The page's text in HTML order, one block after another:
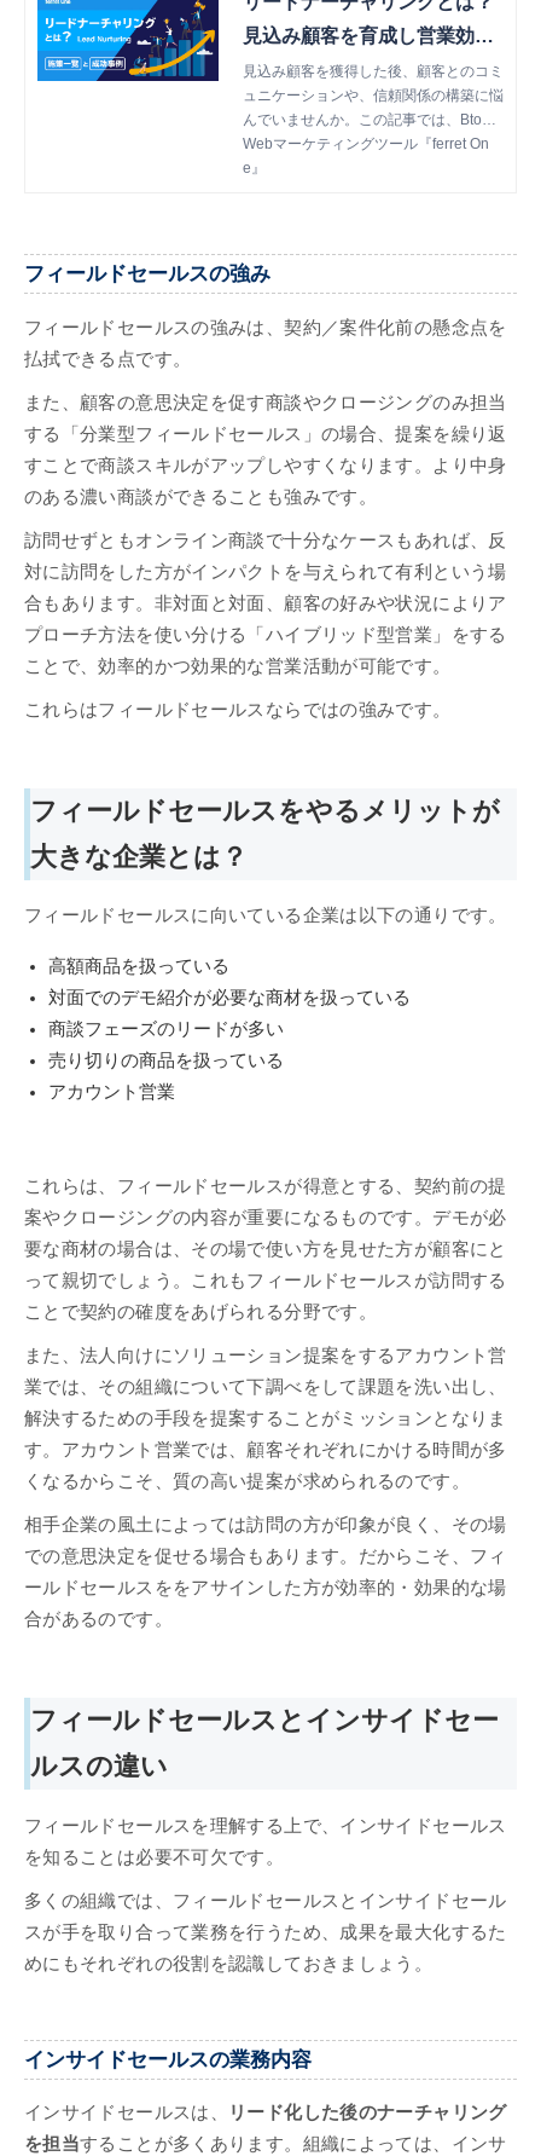
見込み顧客を育成し営業効率
を上げる手法
見込み顧客を獲得した後、顧客とのコミ
ュニケーションや、信頼関係の構築に悩
んでいませんか。この記事では、BtoB
マーケティングの基本を知りたい人や、
マーケティングのためにMAを導入した
Webマーケティングツール『ferret On
e』
フィールドセールスの強み
フィールドセールスの強みは、契約／案件化前の懸念点を
払拭できる点です。
また、顧客の意思決定を促す商談やクロージングのみ担当
する「分業型フィールドセールス」の場合、提案を繰り返
すことで商談スキルがアップしやすくなります。より中身
のある濃い商談ができることも強みです。
訪問せずともオンライン商談で十分なケースもあれば、反
対に訪問をした方がインパクトを与えられて有利という場
合もあります。非対面と対面、顧客の好みや状況によりア
プローチ方法を使い分ける「ハイブリッド型営業」をする
ことで、効率的かつ効果的な営業活動が可能です。
これらはフィールドセールスならではの強みです。
フィールドセールスをやるメリットが
大きな企業とは？
フィールドセールスに向いている企業は以下の通りです。
高額商品を扱っている
対面でのデモ紹介が必要な商材を扱っている
商談フェーズのリードが多い
売り切りの商品を扱っている
アカウント営業
これらは、フィールドセールスが得意とする、契約前の提
案やクロージングの内容が重要になるものです。デモが必
要な商材の場合は、その場で使い方を見せた方が顧客にと
って親切でしょう。これもフィールドセールスが訪問する
ことで契約の確度をあげられる分野です。
また、法人向けにソリューション提案をするアカウント営
業では、その組織について下調べをして課題を洗い出し、
解決するための手段を提案することがミッションとなりま
す。アカウント営業では、顧客それぞれにかける時間が多
くなるからこそ、質の高い提案が求められるのです。
相手企業の風土によっては訪問の方が印象が良く、その場
での意思決定を促せる場合もあります。だからこそ、フィ
ールドセールスををアサインした方が効率的・効果的な場
合があるのです。
フィールドセールスとインサイドセー
ルスの違い
フィールドセールスを理解する上で、インサイドセールス
を知ることは必要不可欠です。
多くの組織では、フィールドセールスとインサイドセール
スが手を取り合って業務を行うため、成果を最大化するた
めにもそれぞれの役割を認識しておきましょう。
インサイドセールスの業務内容
インサイドセールスは、
リード化した後のナーチャリング
を担当することが多くあります。組織によっては、インサ